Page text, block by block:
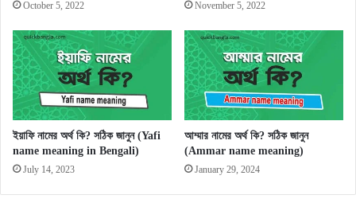
October 5, 2022 November 5, 2022
ইয়াফি নামের অর্থ কি? সঠিক জানুন (Yafi
name meaning in Bengali)
July 14, 2023
আম্মার নামের অর্থ কি? সঠিক জানুন
(Ammar name meaning)
January 29, 2024